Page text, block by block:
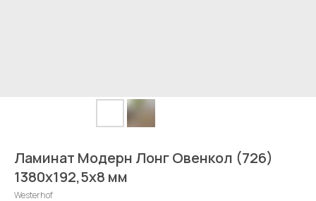
Ламинат Модерн Лонг Овенкол (726)
1380х192,5х8 мм
Westerhof